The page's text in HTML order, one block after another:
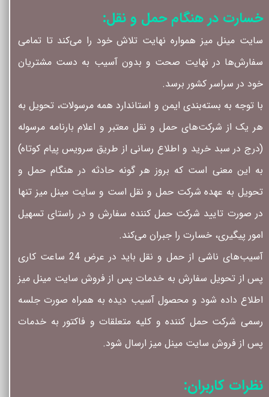
خسارت در هنگام حمل و نقل:
سایت مینل میز همواره نهایت تلاش خود را می‏‌کند تا تمامی
سفارش‏‌ها در نهایت صحت و بدون آسیب به دست مشتریان
خود در سراسر کشور برسد.
با توجه به بسته‌بندی ایمن و استاندارد همه مرسولات، تحویل به
هر یک از شرکت‌‏های حمل و نقل معتبر و اعلام بارنامه مرسوله
(درج در سبد خرید و اطلاع رسانی از طریق سرویس پیام کوتاه)
به این معنی است که بروز هر گونه حادثه در هنگام حمل و
تحویل به عهده شرکت حمل و نقل است و سایت مینل میز تنها
در صورت تایید شرکت حمل کننده سفارش و در راستای تسهیل
امور پیگیری، خسارت را جبران می‌‏کند.
آسیب‏‌های ناشی از حمل و نقل باید در عرض 24 ساعت کاری
پس از تحویل سفارش به خدمات پس از فروش سایت مینل میز
اطلاع داده شود و محصول آسیب دیده به همراه صورت جلسه
رسمی شرکت حمل کننده و کلیه متعلقات و فاکتور به خدمات
پس از فروش سایت مینل میز ارسال شود.
نظرات کاربران: